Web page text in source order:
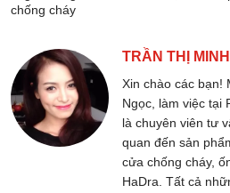
chống cháy
TRẦN THỊ
Xin chào các bạn!
Ngọc, làm việc tại
là chuyên viên tư
quan đến sản
cửa chống cháy,
HaDra. Tất cả